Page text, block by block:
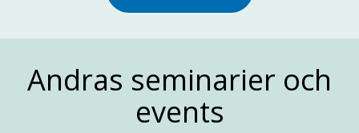
Andras seminarier och
events